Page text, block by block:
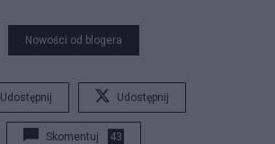
Nowości od blogera
Udostępnij Udostępnij
Skomentuj 43